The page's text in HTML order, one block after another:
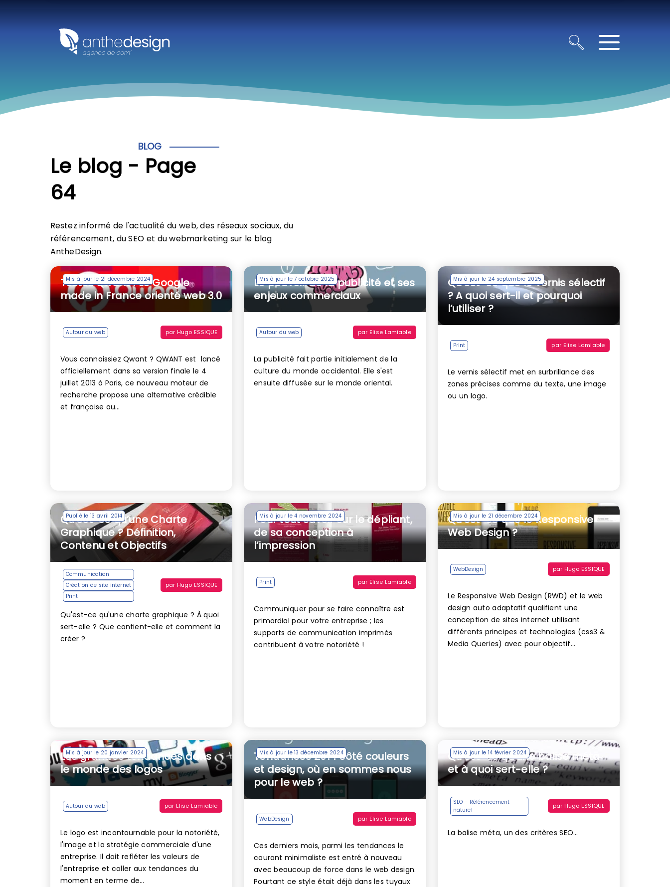
BLOG
Le blog - Page
64
Restez informé de l'actualité du web, des réseaux sociaux, du
référencement, du SEO et du webmarketing sur le blog
AntheDesign.
Mis à jour le 21 décembre 2024
Testez Qwant ! Le Google
made in France orienté web 3.0
Autour du web par Hugo ESSIQUE
Vous connaissiez Qwant ? QWANT est lancé
officiellement dans sa version finale le 4
juillet 2013 à Paris, ce nouveau moteur de
recherche propose une alternative crédible
et française au...
Mis à jour le 7 octobre 2025
Le pouvoir de la publicité et ses
enjeux commerciaux
Autour du web par Elise Lamiable
La publicité fait partie initialement de la
culture du monde occidental. Elle s'est
ensuite diffusée sur le monde oriental.
Mis à jour le 24 septembre 2025
Qu’est-ce que le vernis sélectif
? A quoi sert-il et pourquoi
l’utiliser ?
Print par Elise Lamiable
Le vernis sélectif met en surbrillance des
zones précises comme du texte, une image
ou un logo.
Publié le 13 avril 2014
Qu’est-ce qu’une Charte
Graphique ? Définition,
Contenu et Objectifs
Communication
Création de site internet
Print
par Hugo ESSIQUE
Qu'est-ce qu'une charte graphique ? À quoi
sert-elle ? Que contient-elle et comment la
créer ?
Mis à jour le 4 novembre 2024
Pour tout savoir sur le dépliant,
de sa conception à
l’impression
Print par Elise Lamiable
Communiquer pour se faire connaître est
primordial pour votre entreprise ; les
supports de communication imprimés
contribuent à votre notoriété !
Mis à jour le 21 décembre 2024
Qu’est-ce que le Responsive
Web Design ?
WebDesign par Hugo ESSIQUE
Le Responsive Web Design (RWD) et le web
design auto adaptatif qualifient une
conception de sites internet utilisant
différents principes et technologies (css3 &
Media Queries) avec pour objectif...
Mis à jour le 20 janvier 2024
Les grandes tendances dans
le monde des logos
Autour du web par Elise Lamiable
Le logo est incontournable pour la notoriété,
l'image et la stratégie commerciale d'une
entreprise. Il doit refléter les valeurs de
l'entreprise et coller aux tendances du
moment en terme de...
Mis à jour le 13 décembre 2024
Tendances 2014 côté couleurs
et design, où en sommes nous
pour le web ?
WebDesign par Elise Lamiable
Ces derniers mois, parmi les tendances le
courant minimaliste est entré à nouveau
avec beaucoup de force dans le web design.
Pourtant ce style était déjà dans les tuyaux
Mis à jour le 14 février 2024
Qu’est-ce qu’une balise méta
et à quoi sert-elle ?
SEO - Référencement
naturel
par Hugo ESSIQUE
La balise méta, un des critères SEO...